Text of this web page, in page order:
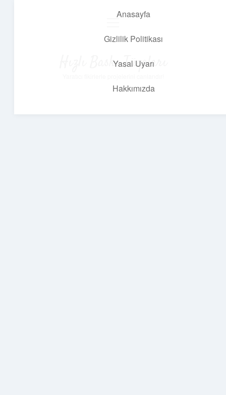
Anasayfa
Gizlilik Politikası
Yasal Uyarı
Hakkımızda
Hızlı Baskı Tüyoları